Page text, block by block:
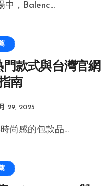
中，Balenc...
款式與台灣官網
南
29, 2025
時尚感的包款品...